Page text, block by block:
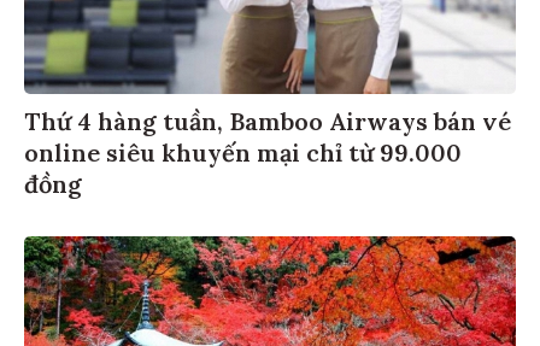
Thứ 4 hàng tuần, Bamboo Airways bán vé
online siêu khuyến mại chỉ từ 99.000
đồng